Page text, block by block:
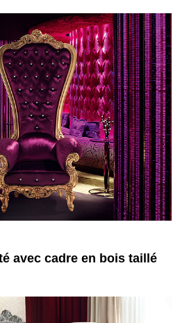
avec cadre en bois taillé